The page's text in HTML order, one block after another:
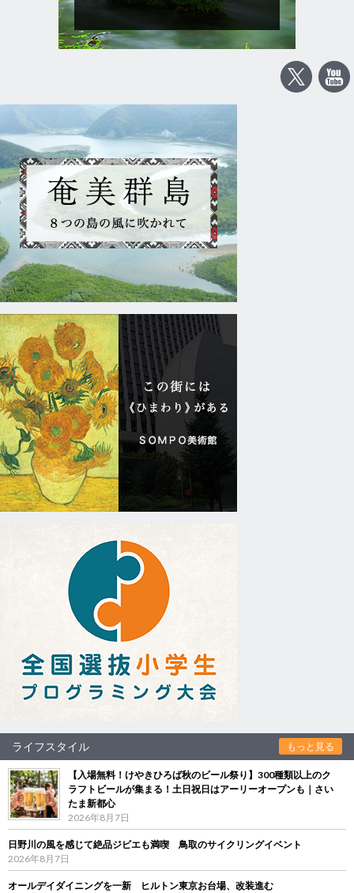
ライフスタイル もっと見る
【入場無料！けやきひろば秋のビール祭り】300種類以上のク
ラフトビールが集まる！土日祝日はアーリーオープンも｜さい
たま新都心
2026年8月7日
日野川の風を感じて絶品ジビエも満喫 鳥取のサイクリングイベント
2026年8月7日
オールデイダイニングを一新 ヒルトン東京お台場、改装進む